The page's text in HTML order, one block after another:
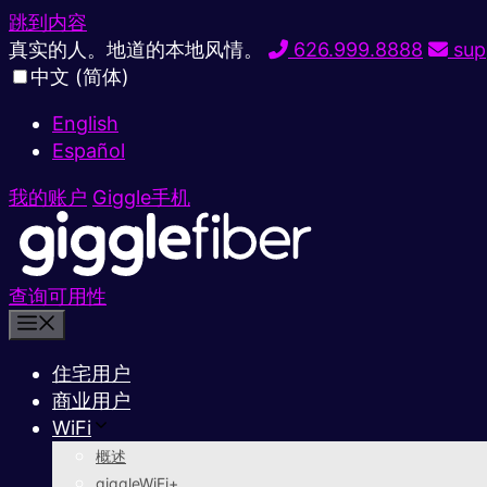
跳到内容
真实的人。地道的本地风情。
626.999.8888
中文 (简体)
English
Español
我的账户 Giggle手机
查询可用性
住宅用户
商业用户
WiFi
概述
giggleWiFi+